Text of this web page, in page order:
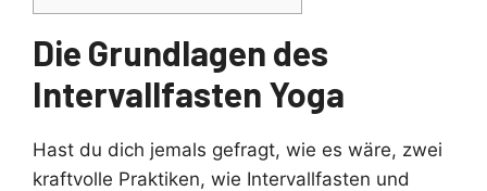
Die Grundlagen des
Intervallfasten Yoga
Hast du dich jemals gefragt, wie es wäre, zwei
kraftvolle Praktiken, wie Intervallfasten und